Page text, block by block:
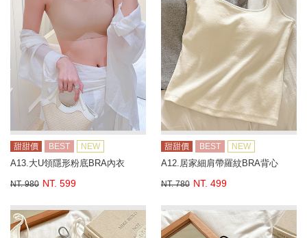
甜甜價 BEST NEW
A13.大U領隱形粉底BRA內衣
NT. 980 NT. 599
甜甜價 BEST NEW
A12.居家細肩帶羅紋BRA背心
NT. 780 NT. 499